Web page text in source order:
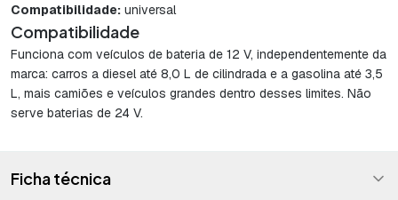
Compatibilidade: universal
Compatibilidade
Funciona com veículos de bateria de 12 V, independentemente da
marca: carros a diesel até 8,0 L de cilindrada e a gasolina até 3,5
L, mais camiões e veículos grandes dentro desses limites. Não
serve baterias de 24 V.
Ficha técnica